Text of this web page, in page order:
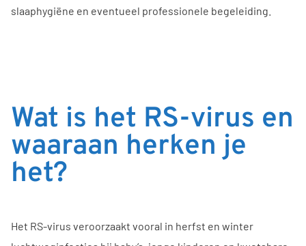
slaaphygiëne en eventueel professionele begeleiding.
Wat is het RS-virus en
waaraan herken je
het?
Het RS-virus veroorzaakt vooral in herfst en winter